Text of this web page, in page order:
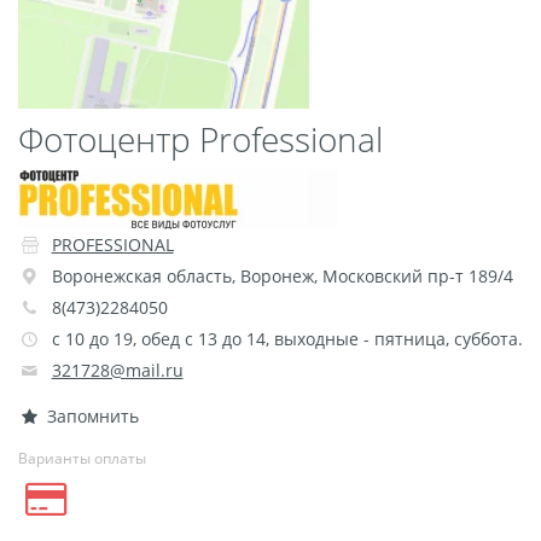
Пластификация
Фотопостер
Печать на
самоклеящемся виниле
Фото на стекле и
акриле
Печать на баннере
Фотообои
Трафареты
Печать на прозрачной
пленке
Рекламные конструкции
Напольная графика
ламинирование
Изготовление баннеров
Фотоцентр Professional
PROFESSIONAL
Воронежская область, Воронеж, Московский пр-т 189/4
8(473)2284050
c 10 до 19, обед с 13 до 14, выходные - пятница, суббота.
321728@mail.ru
Запомнить
Варианты оплаты